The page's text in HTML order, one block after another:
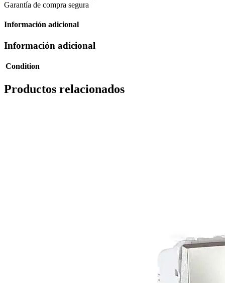
Garantía de compra segura
Información adicional
Información adicional
Condition
Productos relacionados